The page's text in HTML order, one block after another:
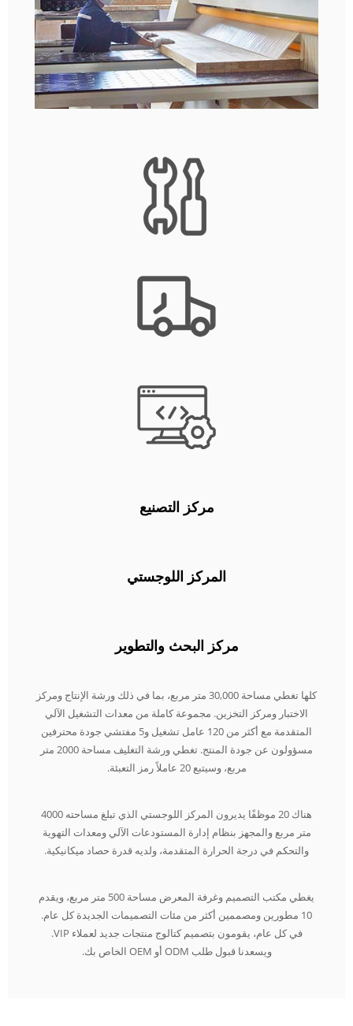
مركز التصنيع
المركز اللوجستي
مركز البحث والتطوير
كلها تغطي مساحة 30,000 متر مربع، بما في ذلك ورشة الإنتاج ومركز
الاختبار ومركز التخزين. مجموعة كاملة من معدات التشغيل الآلي
المتقدمة مع أكثر من 120 عامل تشغيل و5 مفتشي جودة محترفين
مسؤولون عن جودة المنتج. تغطي ورشة التغليف مساحة 2000 متر
مربع، وسيتبع 20 عاملاً رمز التعبئة.
هناك 20 موظفًا يديرون المركز اللوجستي الذي تبلغ مساحته 4000
متر مربع والمجهز بنظام إدارة المستودعات الآلي ومعدات التهوية
والتحكم في درجة الحرارة المتقدمة، ولديه قدرة حصاد ميكانيكية.
يغطي مكتب التصميم وغرفة المعرض مساحة 500 متر مربع، ويقدم
10 مطورين ومصممين أكثر من مئات التصميمات الجديدة كل عام.
في كل عام، يقومون بتصميم كتالوج منتجات جديد لعملاء VIP.
ويسعدنا قبول طلب ODM أو OEM الخاص بك.